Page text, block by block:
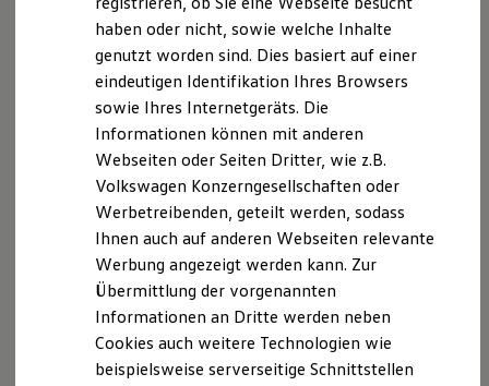
Driving Experience
Volkswagen entdecken
Werkbesichtigung
Lifestyle Shop
T-Roc Kollektion
Golf Kollektion
Volkswagen Kollektion
R-Kollektion
GTI Kollektion
Fußball Drop
we drive football
#wedriveproud
Besitzer und Service
myVolkswagen
Software Updates
Service und Ersatzteile
Inspektion und HU/AU
Nutzungsbedingungen
Datenschutzerklärungen
Cookie-Richtlinie
Lizenzhinweise Dritter
Angaben zum Digital Services Act (DSA)
EU Data Act
Produktsicherheitsinformationen
Vertrag Widerrufen
Disclaimer von Volkswagen AG
Die in dieser Darstellung gezeigten Fahrzeuge und
Ausstattungen können in einzelnen Details vom aktuellen
deutschen Lieferprogramm abweichen. Abgebildet sind
haben oder nicht, sowie welche Inhalte
genutzt worden sind. Dies basiert auf einer
eindeutigen Identifikation Ihres Browsers
sowie Ihres Internetgeräts. Die
Informationen können mit anderen
Webseiten oder Seiten Dritter, wie z.B.
Volkswagen Konzerngesellschaften oder
Werbetreibenden, geteilt werden, sodass
Ihnen auch auf anderen Webseiten relevante
Werbung angezeigt werden kann. Zur
Übermittlung der vorgenannten
Informationen an Dritte werden neben
Cookies auch weitere Technologien wie
beispielsweise serverseitige Schnittstellen